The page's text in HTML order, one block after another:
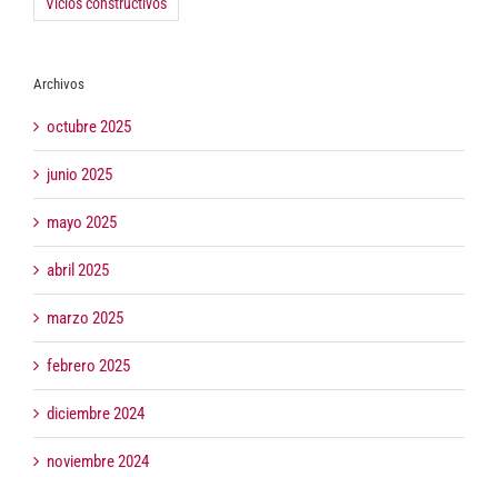
Vicios constructivos
Archivos
octubre 2025
junio 2025
mayo 2025
abril 2025
marzo 2025
febrero 2025
diciembre 2024
noviembre 2024